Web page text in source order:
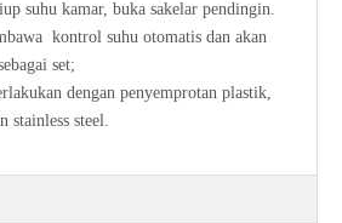
suhu kamar, buka sakelar pendingin.
kontrol suhu otomatis dan akan
set;
dengan penyemprotan plastik,
stainless steel.